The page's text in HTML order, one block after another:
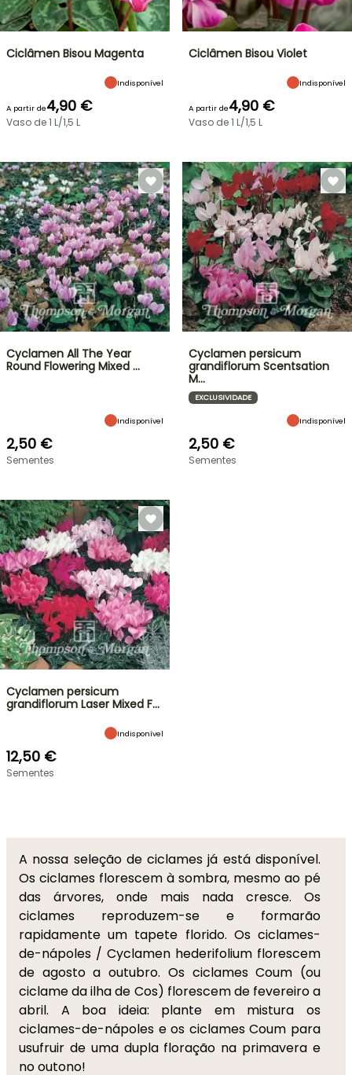
Ciclâmen Bisou Magenta
Indisponível
A partir de4,90 €
Vaso de 1 L/1,5 L
Ciclâmen Bisou Violet
Indisponível
A partir de4,90 €
Vaso de 1 L/1,5 L
Cyclamen All The Year
Round Flowering Mixed …
Indisponível
2,50 €
Sementes
Cyclamen persicum
grandiflorum Scentsation
M…
EXCLUSIVIDADE
Indisponível
2,50 €
Sementes
Cyclamen persicum
grandiflorum Laser Mixed F…
Indisponível
12,50 €
Sementes
A nossa seleção de ciclames já está disponível.
Os ciclames florescem à sombra, mesmo ao pé
das árvores, onde mais nada cresce. Os
ciclames reproduzem-se e formarão
rapidamente um tapete florido. Os ciclames-
de-nápoles / Cyclamen hederifolium florescem
de agosto a outubro. Os ciclames Coum (ou
ciclame da ilha de Cos) florescem de fevereiro a
abril. A boa ideia: plante em mistura os
ciclames-de-nápoles e os ciclames Coum para
usufruir de uma dupla floração na primavera e
no outono!